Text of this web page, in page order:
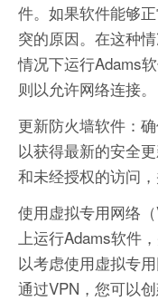
件。如果软件能够
突的原因。在这种
情况下运行Adams
则以允许网络连接。
更新防火墙软件：
以获得最新的安全
和未经授权的访问
使用虚拟专用网络
上运行Adams软件
以考虑使用虚拟专
通过VPN，您可以